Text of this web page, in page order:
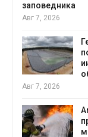
заповедника
Авг 7, 2026
Авг 7, 2026